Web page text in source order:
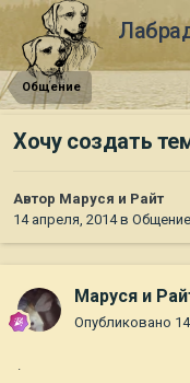
Общение
Хочу создать
Автор Маруся и Райт
14 апреля, 2014в Общение
Маруся и
Опубликовано
.